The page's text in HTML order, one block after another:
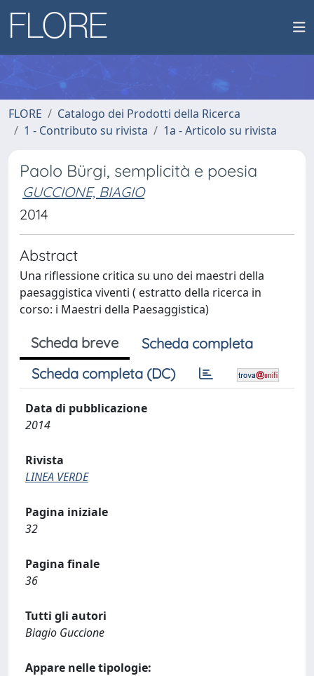
FLORE
Catalogo dei Prodotti della Ricerca
1 - Contributo su rivista
1a - Articolo su rivista
Paolo Bürgi, semplicità e poesia
GUCCIONE, BIAGIO
2014
Abstract
Una riflessione critica su uno dei maestri della
paesaggistica viventi ( estratto della ricerca in
corso: i Maestri della Paesaggistica)
Scheda breve
Scheda completa
Scheda completa (DC)
Data di pubblicazione
2014
Rivista
LINEA VERDE
Pagina iniziale
32
Pagina finale
36
Tutti gli autori
Biagio Guccione
Appare nelle tipologie: